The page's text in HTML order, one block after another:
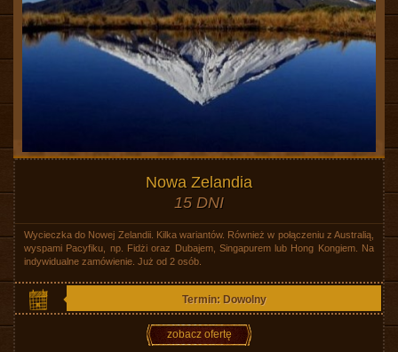
Nowa Zelandia
15 DNI
Wycieczka do Nowej Zelandii. Kilka wariantów. Również w połączeniu z Australią,
wyspami Pacyfiku, np. Fidżi oraz Dubajem, Singapurem lub Hong Kongiem. Na
indywidualne zamówienie. Już od 2 osób.
Termin: Dowolny
zobacz ofertę